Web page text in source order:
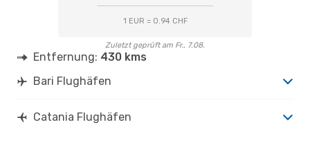
1 EUR = 0.94 CHF
Zuletzt geprüft am Fr., 7.08.
Entfernung: 430 kms
Bari Flughäfen
Catania Flughäfen